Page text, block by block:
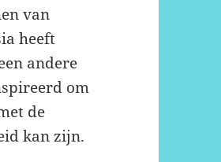
van
heeft
andere
om
de
kan zijn.